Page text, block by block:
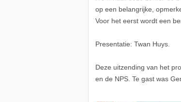
op een belangrijke,
Voor het eerst wordt een
Presentatie: Twan Huys.
Deze uitzending van het
en de NPS. Te gast was